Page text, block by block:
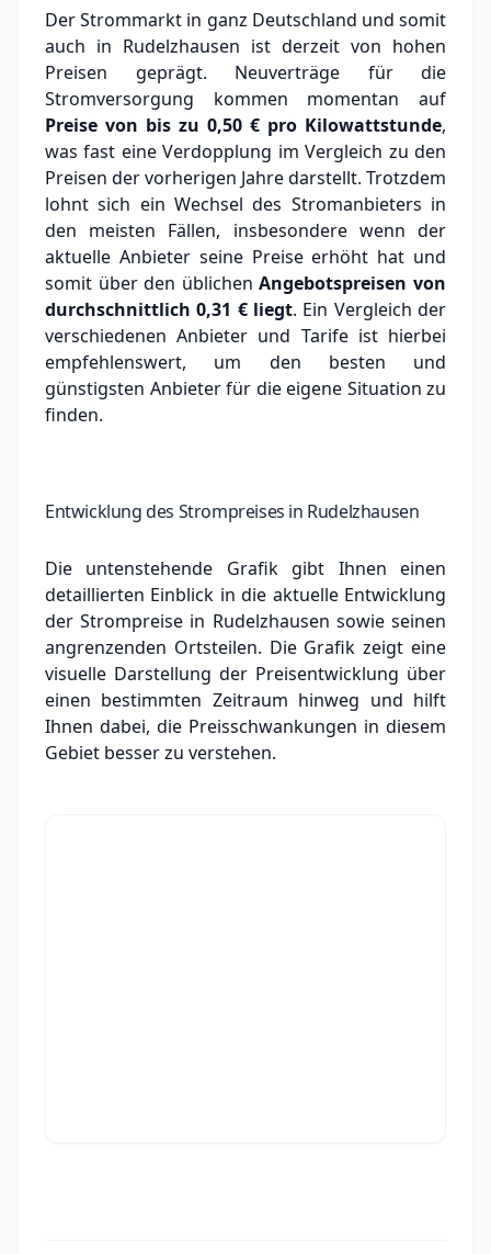
Der Strommarkt in ganz Deutschland und somit
auch in Rudelzhausen ist derzeit von hohen
Preisen geprägt. Neuverträge für die
Stromversorgung kommen momentan auf
Preise von bis zu 0,50 € pro Kilowattstunde,
was fast eine Verdopplung im Vergleich zu den
Preisen der vorherigen Jahre darstellt. Trotzdem
lohnt sich ein Wechsel des Stromanbieters in
den meisten Fällen, insbesondere wenn der
aktuelle Anbieter seine Preise erhöht hat und
somit über den üblichenAngebotspreisen von
durchschnittlich0,31 €liegt. Ein Vergleich der
verschiedenen Anbieter und Tarife ist hierbei
empfehlenswert, um den besten und
günstigsten Anbieter für die eigene Situation zu
finden.
Entwicklung des Strompreises in Rudelzhausen
Die untenstehende Grafik gibt Ihnen einen
detaillierten Einblick in die aktuelle Entwicklung
der Strompreise in Rudelzhausen sowie seinen
angrenzenden Ortsteilen. Die Grafik zeigt eine
visuelle Darstellung der Preisentwicklung über
einen bestimmten Zeitraum hinweg und hilft
Ihnen dabei, die Preisschwankungen in diesem
Gebiet besser zu verstehen.